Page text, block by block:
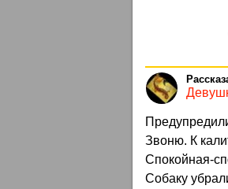
Звоню. К
Спокойная-
Собаку